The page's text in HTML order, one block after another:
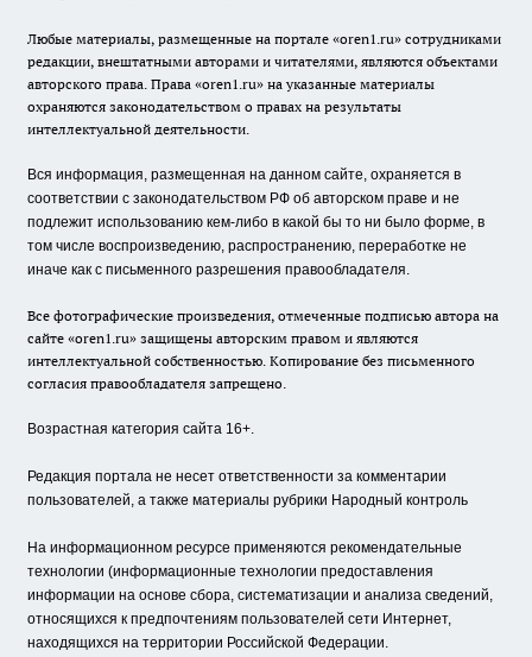
Любые материалы, размещенные на портале «oren1.ru» сотрудниками
редакции, внештатными авторами и читателями, являются объектами
авторского права. Права «oren1.ru» на указанные материалы
охраняются законодательством о правах на результаты
интеллектуальной деятельности.
Вся информация, размещенная на данном сайте, охраняется в
соответствии с законодательством РФ об авторском праве и не
подлежит использованию кем-либо в какой бы то ни было форме, в
том числе воспроизведению, распространению, переработке не
иначе как с письменного разрешения правообладателя.
Все фотографические произведения, отмеченные подписью автора на
сайте «oren1.ru» защищены авторским правом и являются
интеллектуальной собственностью. Копирование без письменного
согласия правообладателя запрещено.
Возрастная категория сайта 16+.
Редакция портала не несет ответственности за комментарии
пользователей, а также материалы рубрики Народный контроль
На информационном ресурсе применяются рекомендательные
технологии (информационные технологии предоставления
информации на основе сбора, систематизации и анализа сведений,
относящихся к предпочтениям пользователей сети Интернет,
находящихся на территории Российской Федерации.